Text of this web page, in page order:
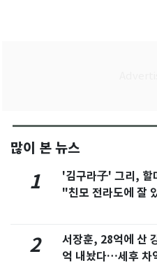
많이 본 뉴스
1
'김구라子' 그리, 할
"친모 전라도에 잘
2
서장훈, 28억에 산
억 내놨다…세후 차